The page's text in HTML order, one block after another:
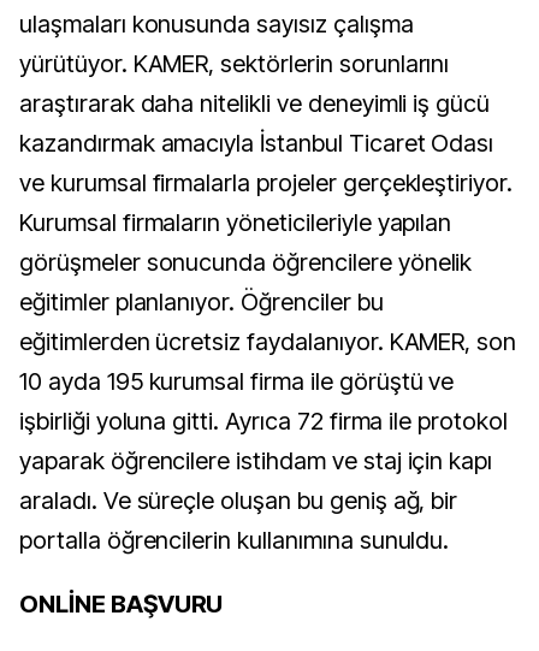
ulaşmaları konusunda sayısız çalışma
yürütüyor. KAMER, sektörlerin sorunlarını
araştırarak daha nitelikli ve deneyimli iş gücü
kazandırmak amacıyla İstanbul Ticaret Odası
ve kurumsal firmalarla projeler gerçekleştiriyor.
Kurumsal firmaların yöneticileriyle yapılan
görüşmeler sonucunda öğrencilere yönelik
eğitimler planlanıyor. Öğrenciler bu
eğitimlerden ücretsiz faydalanıyor. KAMER, son
10 ayda 195 kurumsal firma ile görüştü ve
işbirliği yoluna gitti. Ayrıca 72 firma ile protokol
yaparak öğrencilere istihdam ve staj için kapı
araladı. Ve süreçle oluşan bu geniş ağ, bir
portalla öğrencilerin kullanımına sunuldu.
ONLİNE BAŞVURU